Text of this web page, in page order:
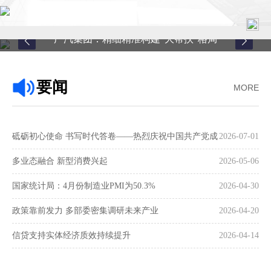
关于中心
县域服务
案例中心
联系我们
在线留言
广汽集团：精细精准构建“大帮扶”格局
MORE
要闻
2026-07-01
砥砺初心使命 书写时代答卷——热烈庆祝中国共产党成
立105周年 2026-05-06
多业态融合 新型消费兴起
2026-04-30
国家统计局：4月份制造业PMI为50.3%
2026-04-20
政策靠前发力 多部委密集调研未来产业
2026-04-14
信贷支持实体经济质效持续提升